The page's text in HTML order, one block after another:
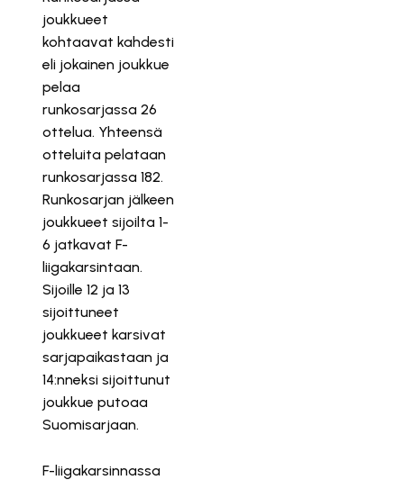
joukkueet
kohtaavat kahdesti
eli jokainen joukkue
pelaa
runkosarjassa 26
ottelua. Yhteensä
otteluita pelataan
runkosarjassa 182.
Runkosarjan jälkeen
joukkueet sijoilta 1-
6 jatkavat F-
liigakarsintaan.
Sijoille 12 ja 13
sijoittuneet
joukkueet karsivat
sarjapaikastaan ja
14:nneksi sijoittunut
joukkue putoaa
Suomisarjaan.
F-liigakarsinnassa